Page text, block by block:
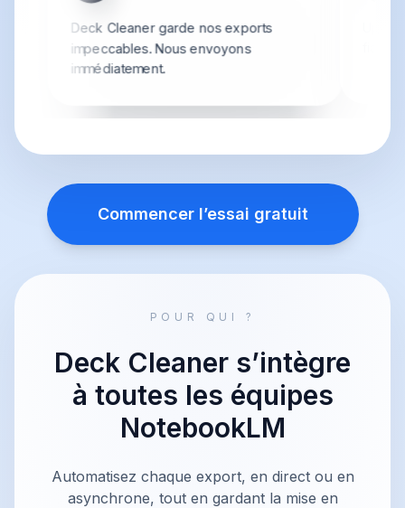
Deck Cleaner garde nos exports
impeccables. Nous envoyons
immédiatement.
Commencer l’essai gratuit
POUR QUI ?
Deck Cleaner s’intègre
à toutes les équipes
NotebookLM
Automatisez chaque export, en direct ou en
asynchrone, tout en gardant la mise en